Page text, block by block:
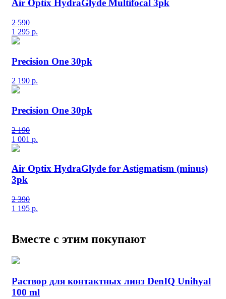
Air Optix HydraGlyde Multifocal 3pk
2 590
1 295 р.
Precision One 30pk
2 190 р.
Precision One 30pk
2 190
1 001 р.
Air Optix HydraGlyde for Astigmatism (minus)
3pk
2 390
1 195 р.
Вместе с этим покупают
Раствор для контактных линз DenIQ Unihyal
100 ml